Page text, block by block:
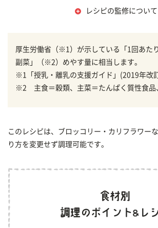
レシピの監修について
厚生労働省（※1）が示している「1回あた
副菜」（※2）めやす量に相当します。
※1「授乳・離乳の支援ガイド」(2019年改
※2 主食＝穀類、主菜＝たんぱく質性食品
このレシピは、ブロッコリー・カリフラワー
り方を変更せず調理可能です。